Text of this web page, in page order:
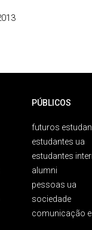
PÚBLICOS
futuros
estudantes ua
estudantes
alumni
pessoas ua
sociedade
comunicação